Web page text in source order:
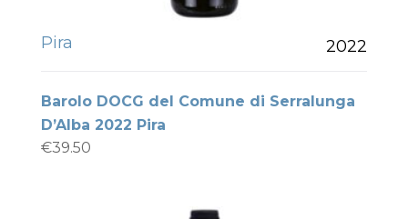
Pira 2022
Barolo DOCG del Comune di Serralunga
D’Alba 2022 Pira
€39.50